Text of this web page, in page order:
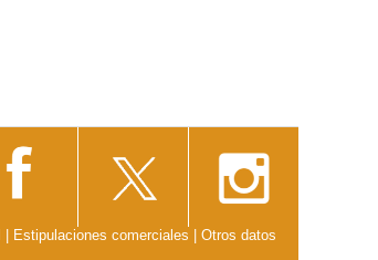
Estipulaciones comerciales Otros datos